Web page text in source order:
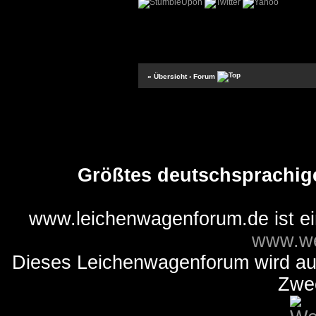
« Übersicht ‹ Forum
Größtes
www.leichenwagenforum.de ist
Dieses Leichenwagenforum wird